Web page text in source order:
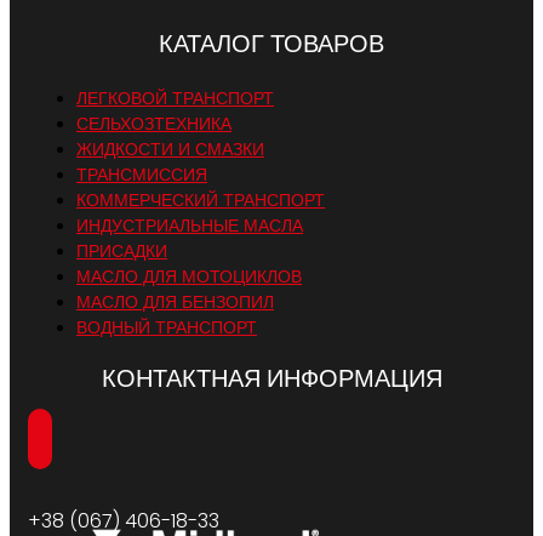
КАТАЛОГ ТОВАРОВ
ЛЕГКОВОЙ ТРАНСПОРТ
СЕЛЬХОЗТЕХНИКА
ЖИДКОСТИ И СМАЗКИ
ТРАНСМИССИЯ
КОММЕРЧЕСКИЙ ТРАНСПОРТ
ИНДУСТРИАЛЬНЫЕ МАСЛА
ПРИСАДКИ
МАСЛО ДЛЯ МОТОЦИКЛОВ
МАСЛО ДЛЯ БЕНЗОПИЛ
ВОДНЫЙ ТРАНСПОРТ
КОНТАКТНАЯ ИНФОРМАЦИЯ
+38 (067) 406-18-33